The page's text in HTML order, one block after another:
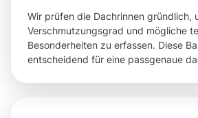
Wir prüfen die Dachrinnen gründlich,
Verschmutzungsgrad und mögliche
Besonderheiten zu erfassen. Diese
entscheidend für eine passgenaue